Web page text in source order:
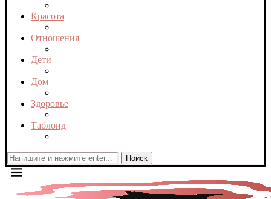
Красота
Отношения
Дети
Дом
Здоровье
Таблоид
Поиск